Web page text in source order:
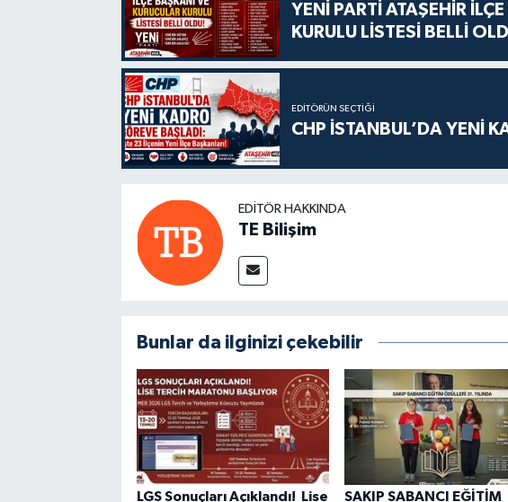
YENİ PARTİ ATAŞEHİR
KURULU LİSTESİ BELLİ
EDITÖRÜN SEÇTIĞI
CHP İSTANBUL’DA YENİ
EDITÖR HAKKINDA
TE Bilişim
Bunlar da ilginizi çekebilir
LGS Sonuçları Açıklandı! Lise SAKIP SABANCI EĞİTİM